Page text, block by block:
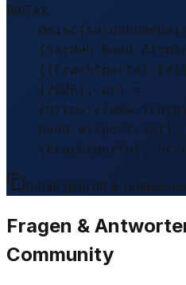
BibTeX
{Sardeh Band
{{Frachtportal
{2026}, url =
{https://
band-airport-sbf},
{Frachtportal,
Inhalt geprüft &
Fragen &
Community